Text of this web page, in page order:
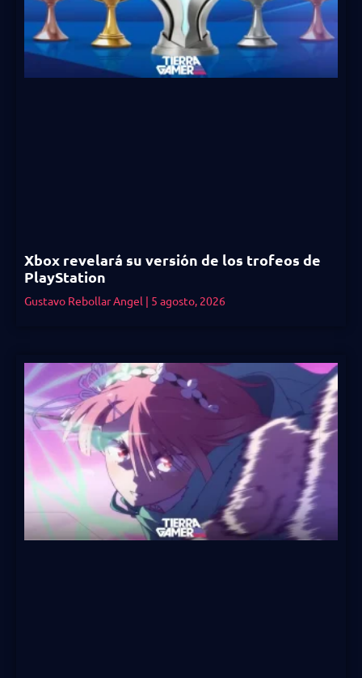
Xbox revelará su versión de los trofeos de
PlayStation
Gustavo Rebollar Angel 5 agosto, 2026